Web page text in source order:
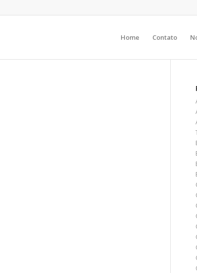
Home Contato